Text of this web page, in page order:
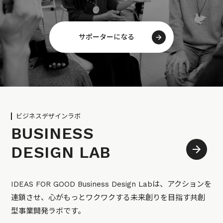
サポーターになる
ビジネスデザインラボ
BUSINESS
DESIGN LAB
IDEAS FOR GOOD Business Design Labは、アクションを
連鎖させ、心がもっとワクワクする未来創りを目指す共創
型事業開発ラボです。